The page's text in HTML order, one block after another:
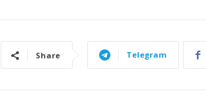
Share Telegram